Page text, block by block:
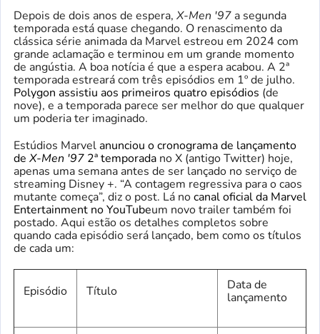
Depois de dois anos de espera, X-Men '97 a segunda
temporada está quase chegando. O renascimento da
clássica série animada da Marvel estreou em 2024 com
grande aclamação e terminou em um grande momento
de angústia. A boa notícia é que a espera acabou. A 2ª
temporada estreará com três episódios em 1º de julho.
Polygon assistiu aos primeiros quatro episódios (de
nove), e a temporada parece ser melhor do que qualquer
um poderia ter imaginado.
Estúdios Marvelanunciou o cronograma de lançamento
de X-Men '97 2ª temporada no X (antigo Twitter) hoje,
apenas uma semana antes de ser lançado no serviço de
streaming Disney +. “A contagem regressiva para o caos
mutante começa”, diz o post. Lá nocanal oficial da Marvel
Entertainment no YouTubeum novo trailer também foi
postado. Aqui estão os detalhes completos sobre
quando cada episódio será lançado, bem como os títulos
de cada um:
Episódio Título
Data de
lançamento